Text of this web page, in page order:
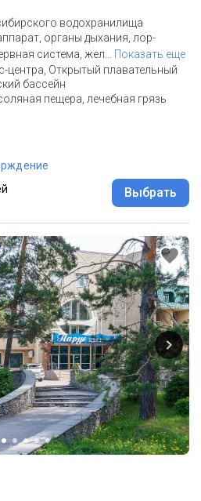
водохранилища
органы дыхания, лор-
система, жел
Показать еще
центра, Открытый плавательный
бассейн
пещера, лечебная грязь
Выбрать